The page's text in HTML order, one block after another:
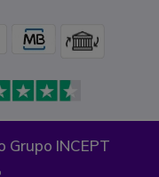
Grupo INCEPT